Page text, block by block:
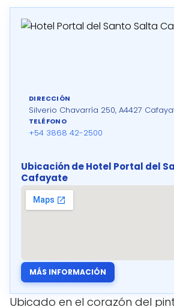
DIRECCIÓN
Silverio Chavarría 250, A4427
TELÉFONO
+54 3868 42-2500
Ubicación de Hotel Portal del
Cafayate
MÁS INFORMACIÓN
Ubicado en el corazón del